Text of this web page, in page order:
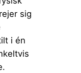
sig
i én